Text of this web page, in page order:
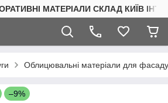
МАТЕРІАЛИ СКЛАД КИЇВ
Облицювальні матеріали для фасаду
–9%